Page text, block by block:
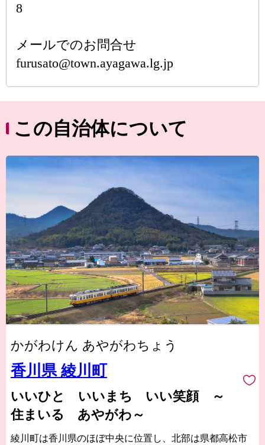
8
メールでのお問合せ
furusato@town.ayagawa.lg.jp
この自治体について
かがわけん あやがわちょう
香川県 綾川町
いいひと いいまち いい笑顔 ～
住まいる あやがわ～
綾川町は香川県のほぼ中央に位置し、北部は県都高松市